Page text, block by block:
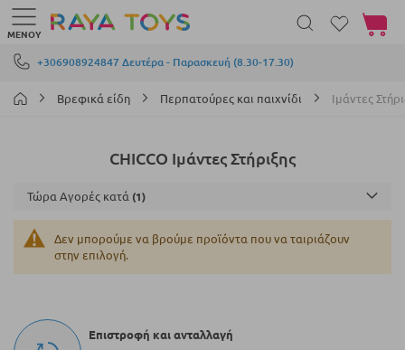
Μετάβαση στο περιεχόμενο
+306908924847 Δευτέρα - Παρασκευή (8.30-17.30)
ΜΕΝΟΎ
Το
Βρεφικά είδη Περπατούρες και παιχνίδι Ιμάντες
CHICCO Ιμάντες Στήριξης
Δεν μπορούμε να βρούμε προϊόντα που να ταιριάζουν
στην επιλογή.
Τώρα Αγορές κατά
Επιστροφή και ανταλλαγή